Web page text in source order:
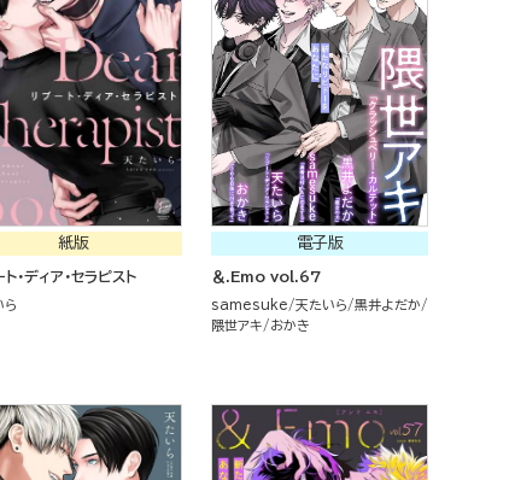
紙版
ト・ディア・セラピスト
ら
電子版
＆.Emo vol.67
samesuke 天たいら
黒井よだか
隈世アキ
おかき